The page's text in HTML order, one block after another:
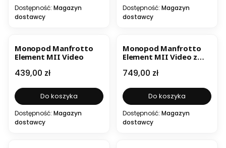
Dostępność: Magazyn
dostawcy
Dostępność: Magazyn
dostawcy
Monopod Manfrotto
Element MII Video
Cena
439,00 zł
Do koszyka
Dostępność: Magazyn
dostawcy
Monopod Manfrotto
Element MII Video z
Cena
749,00 zł
Do koszyka
Dostępność: Magazyn
dostawcy